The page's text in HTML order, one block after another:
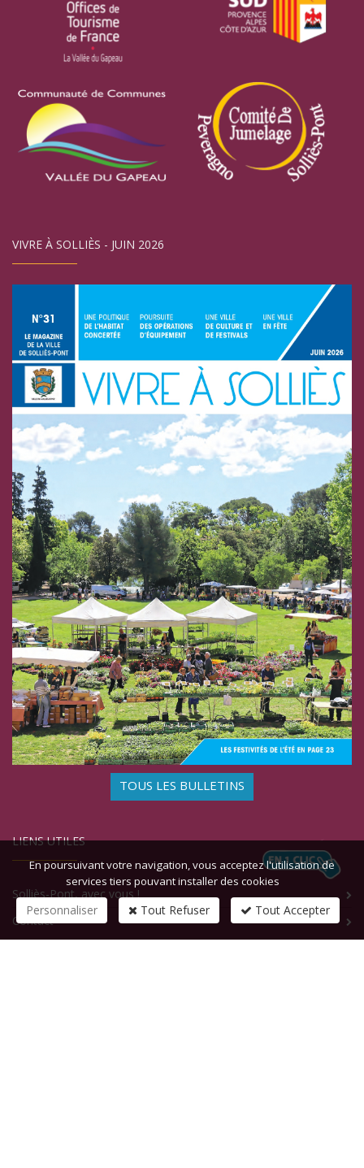
VIVRE À SOLLIÈS - JUIN 2026
TOUS LES BULLETINS
LIENS UTILES
Solliès-Pont, avec vous !
Contact
En poursuivant votre navigation, vous acceptez l'utilisation de
services tiers pouvant installer des cookies
Personnaliser Tout Refuser Tout Accepter